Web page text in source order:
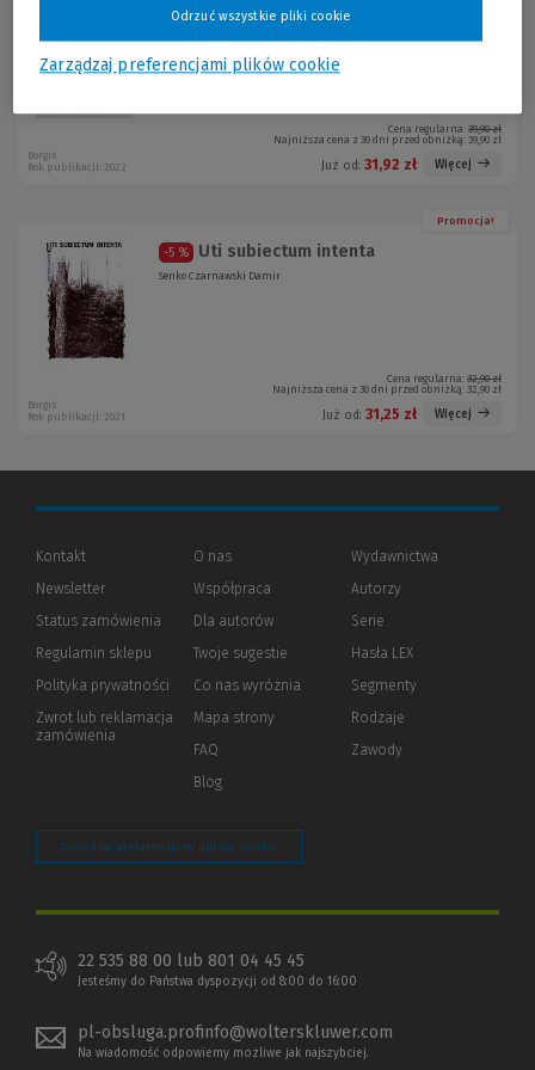
Radosław Chałubiński
Cena regularna: 39,90 zł
Najniższa cena z 30 dni przed obniżką: 39,90 zł
Już od: 31,92 zł Więcej
Borgis
Rok publikacji: 2022
Promocja!
-5 % Uti subiectum intenta
Senko Czarnawski Damir
Cena regularna: 32,90 zł
Najniższa cena z 30 dni przed obniżką: 32,90 zł
Już od: 31,25 zł Więcej
Borgis
Rok publikacji: 2021
Kontakt
Newsletter
Status zamówienia
Regulamin sklepu
Polityka prywatności (Nowe
(Link
innej
Zwrot lub reklamacja
zamówienia
O nas
Współpraca
Dla autorów(Nowe
(Link
innej
strony)
Twoje sugestie
Co nas wyróżnia
Mapa strony
FAQ
Blog
Wydawnictwa
Autorzy
Serie
Hasła LEX
Segmenty
Rodzaje
Zawody
Zarządzaj preferencjami plików cookie
22 535 88 00 lub 801 04 45 45
Jesteśmy do Państwa dyspozycji od 8:00 do 16:00
pl-obsluga.profinfo@wolterskluwer.com
Na wiadomość odpowiemy możliwe jak najszybciej.
Zarządzaj preferencjami plików cookie
Odrzuć wszystkie pliki cookie